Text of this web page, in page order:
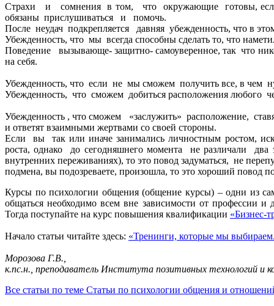
Страхи и сомнения в том, что окружающие готовы, если
обязаны прислушиваться и помочь.
После неудач подкрепляется давняя убежденность, что в
Убежденность, что мы всегда способны сделать то, что
Поведение вызывающе- защитно- самоуверенное, так что
на себя.
Убежденность, что если не мы сможем получить все, в чем
Убежденность, что сможем добиться расположения любого
Убежденность , что сможем «заслужить» расположение,
и ответят взаимными жертвами со своей стороны.
Если вы так или иначе занимались личностным ростом,
роста, однако до сегодняшнего момента не различали
внутренних переживаниях), то это повод задуматься, не
подмена, вы подозреваете, произошла, то это хороший повод
Курсы по психологии общения (общение курсы) – одни из
общаться необходимо всем вне зависимости от профессии и
Тогда поступайте на курс повышения квалификации «Бизнес-
Начало статьи читайте здесь: «Тренинги, которые мы
Морозова Г.В.,
к.пс.н., преподаватель Института позитивных технологий и
Все статьи по теме Статьи по психологии общения и